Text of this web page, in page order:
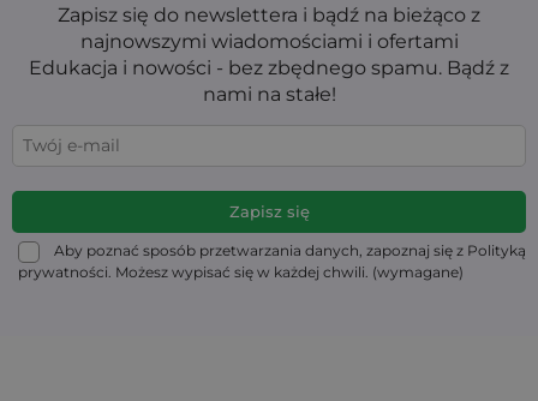
Zapisz się do newslettera i bądź na bieżąco z
najnowszymi wiadomościami i ofertami
Edukacja i nowości - bez zbędnego spamu. Bądź z
nami na stałe!
Aby poznać sposób przetwarzania danych, zapoznaj się z Polityką
prywatności. Możesz wypisać się w każdej chwili. (wymagane)